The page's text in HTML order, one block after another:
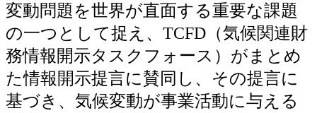
生物多様性保全への取り組み
環境リレーション活動
「スチール缶＝鉄」の地球にやさしい話
変動問題を世界が直面する重要な課題
の一つとして捉え、TCFD（気候関連財
務情報開示タスクフォース）がまとめ
た情報開示提言に賛同し、その提言に
基づき、気候変動が事業活動に与える